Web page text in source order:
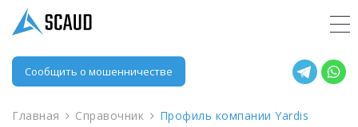
Сообщить о мошенничестве
Главная Справочник Профиль компании Yardis